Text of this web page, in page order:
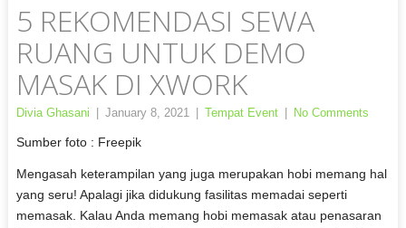
5 REKOMENDASI SEWA
RUANG UNTUK DEMO
MASAK DI XWORK
Divia Ghasani January 8, 2021 Tempat Event No Comments
Sumber foto : Freepik
Mengasah keterampilan yang juga merupakan hobi memang hal
yang seru! Apalagi jika didukung fasilitas memadai seperti
memasak. Kalau Anda memang hobi memasak atau penasaran